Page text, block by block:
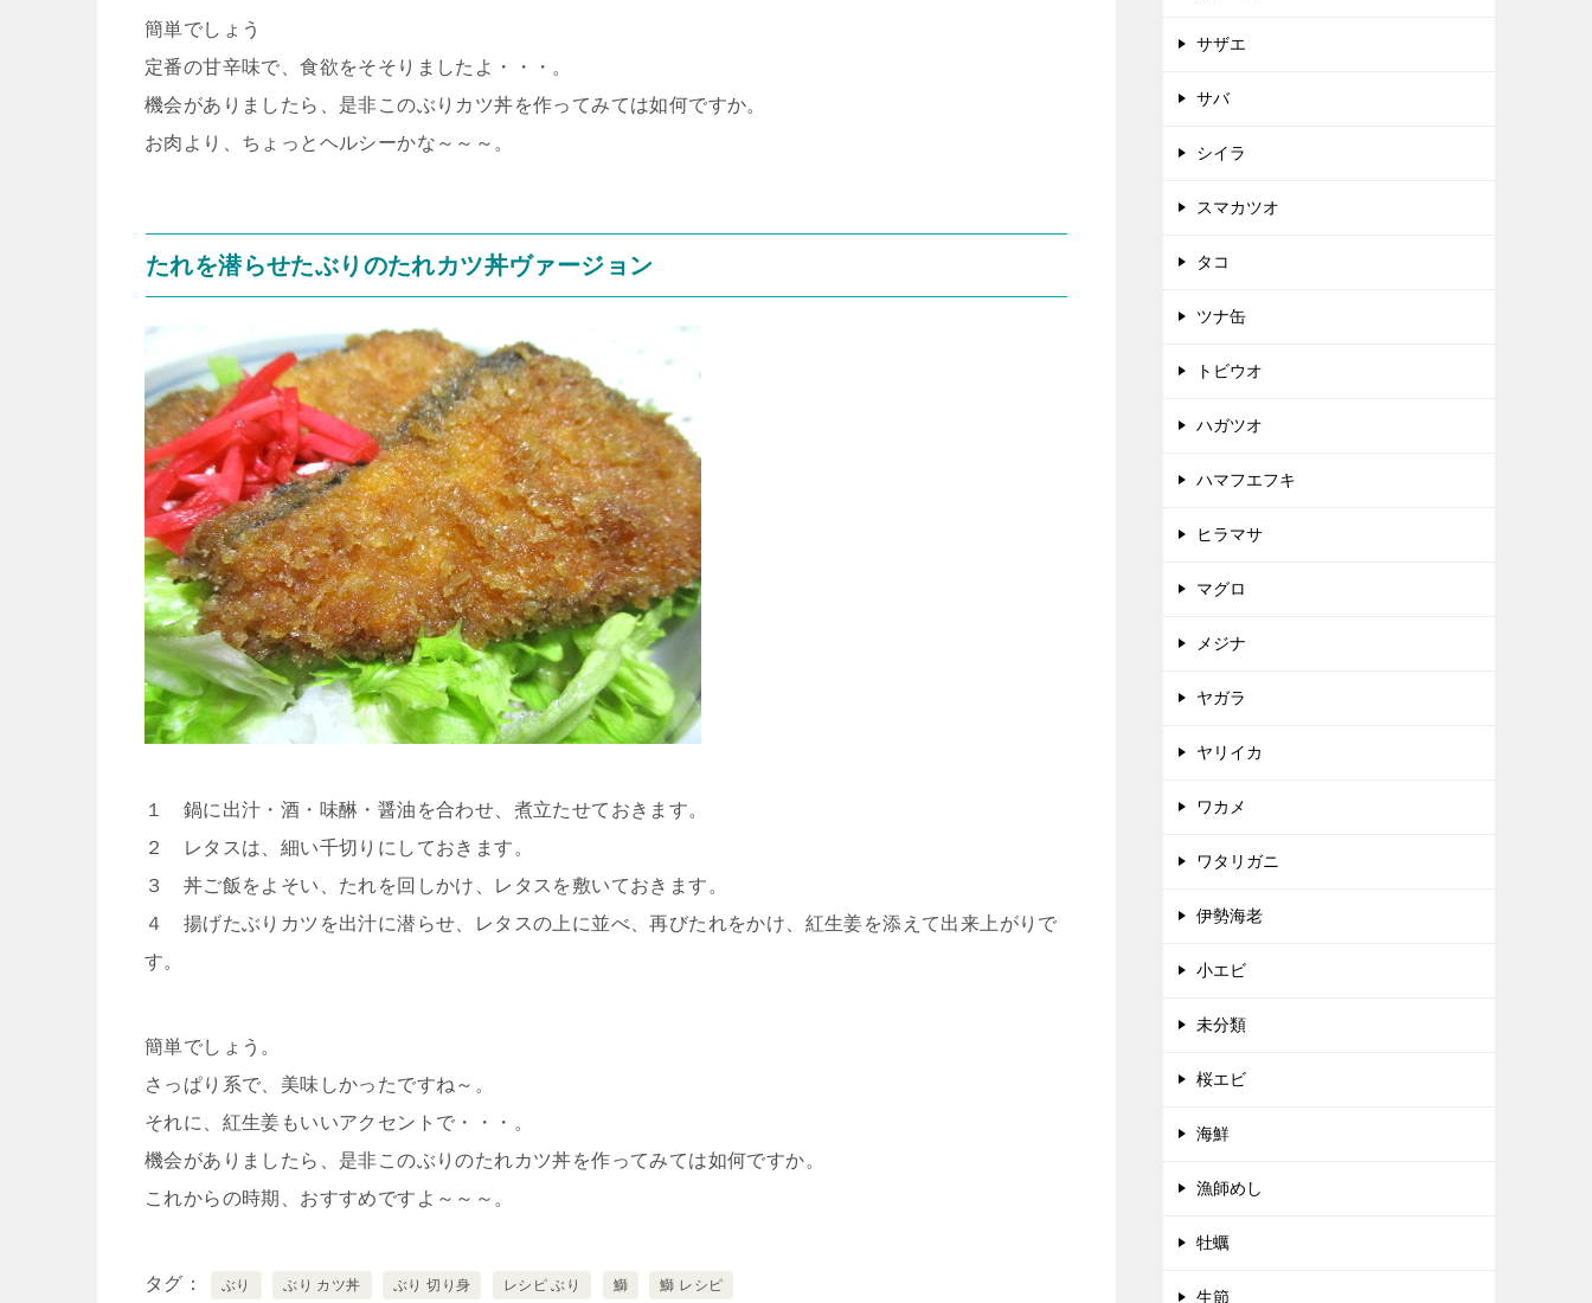
簡単でしょう
定番の甘辛味で、食欲をそそりましたよ・・・。
機会がありましたら、是非このぶりカツ丼を作ってみては如何ですか。
お肉より、ちょっとヘルシーかな～～～。
たれを潜らせたぶりのたれカツ丼ヴァージョン
１ 鍋に出汁・酒・味醂・醤油を合わせ、煮立たせておきます。
２ レタスは、細い千切りにしておきます。
３ 丼ご飯をよそい、たれを回しかけ、レタスを敷いておきます。
４ 揚げたぶりカツを出汁に潜らせ、レタスの上に並べ、再びたれをかけ、紅生姜を添えて出来上がりで
す。
簡単でしょう。
さっぱり系で、美味しかったですね～。
それに、紅生姜もいいアクセントで・・・。
機会がありましたら、是非このぶりのたれカツ丼を作ってみては如何ですか。
これからの時期、おすすめですよ～～～。
タグ ぶり ぶり カツ丼 ぶり 切り身 レシピ ぶり 鰤 鰤 レシピ
サザエ
サバ
シイラ
スマカツオ
タコ
ツナ缶
トビウオ
ハガツオ
ハマフエフキ
ヒラマサ
マグロ
メジナ
ヤガラ
ヤリイカ
ワカメ
ワタリガニ
伊勢海老
小エビ
未分類
桜エビ
海鮮
漁師めし
牡蠣
生節